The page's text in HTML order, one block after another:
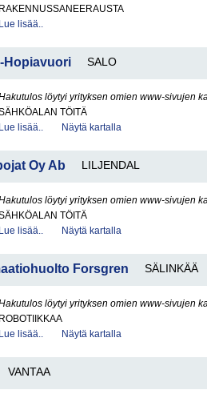
RAKENNUSSANEERAUSTA
Lue lisää..
Hopiavuori SALO
löytyi yrityksen omien www-sivujen
TÖITÄ
Lue lisää..
Näytä kartalla
Oy Ab LILJENDAL
löytyi yrityksen omien www-sivujen
TÖITÄ
Lue lisää..
Näytä kartalla
Forsgren SÄLINKÄÄ
löytyi yrityksen omien www-sivujen
ROBOTIIKKAA
Lue lisää..
Näytä kartalla
VANTAA